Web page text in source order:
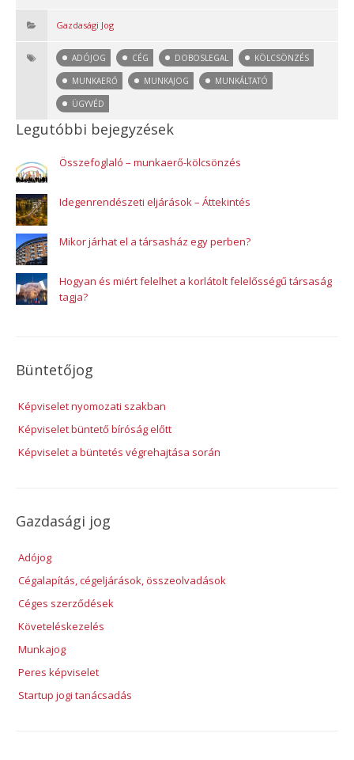
Gazdasági Jog
ADÓJOG CÉG DOBOSLEGAL KÖLCSÖNZÉS
MUNKAERŐ MUNKAJOG MUNKÁLTATÓ
ÜGYVÉD
Legutóbbi bejegyzések
Összefoglaló – munkaerő-kölcsönzés
Idegenrendészeti eljárások – Áttekintés
Mikor járhat el a társasház egy perben?
Hogyan és miért felelhet a korlátolt felelősségű társaság
tagja?
Büntetőjog
Képviselet nyomozati szakban
Képviselet büntető bíróság előtt
Képviselet a büntetés végrehajtása során
Gazdasági jog
Adójog
Cégalapítás, cégeljárások, összeolvadások
Céges szerződések
Követeléskezelés
Munkajog
Peres képviselet
Startup jogi tanácsadás